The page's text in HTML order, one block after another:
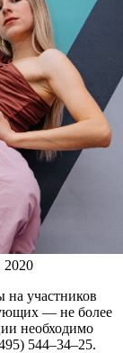
на участников
— не более
необходимо
544–34–25.